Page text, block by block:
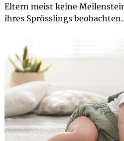
Eltern meist keine
ihres Sprösslings beobachten.